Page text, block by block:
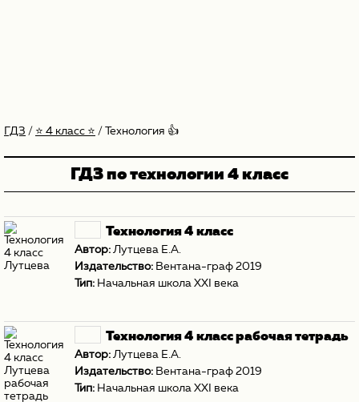
ГДЗ / ⭐️ 4 класс ⭐️ /Технология 👍
ГДЗ по технологии 4 класс
Технология 4 класс
Автор:Лутцева Е.А.
Издательство: Вентана-граф 2019
Тип: Начальная школа XXI века
Технология 4 класс рабочая тетрадь
Автор:Лутцева Е.А.
Издательство: Вентана-граф 2019
Тип: Начальная школа XXI века